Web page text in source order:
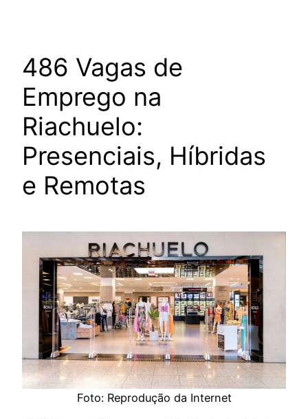
486 Vagas de
Emprego na
Riachuelo:
Presenciais, Híbridas
e Remotas
Foto: Reprodução da Internet